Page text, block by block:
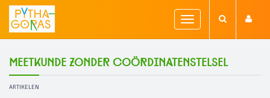
Toggle
navigation
Meetkunde zonder coördinatenstelsel
ARTIKELEN